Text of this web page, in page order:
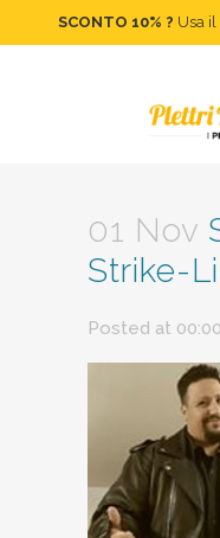
SCONTO 10% ? Usa il
01 Nov
Strike-
Posted at